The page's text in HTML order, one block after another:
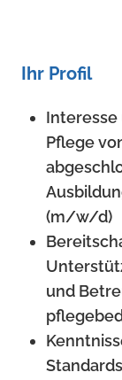
Ihr Profil
Interesse
Pflege
(m/w/d)
und